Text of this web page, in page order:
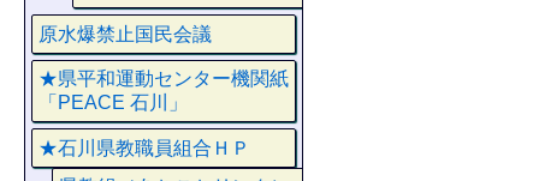
原水爆禁止国民会議
★県平和運動センター機関紙
「PEACE 石川」
★石川県教職員組合ＨＰ